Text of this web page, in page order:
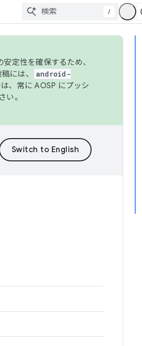
/
定性を確保するため、
には、
android-
、常に AOSP にプッシ
い。